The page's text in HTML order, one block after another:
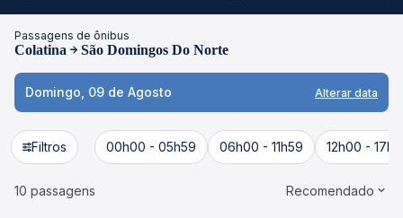
Passagens de ônibus
Colatina São Domingos Do Norte
Domingo, 09 de Agosto Alterar data
Filtros 00h00 - 05h59 06h00 - 11h59 12h00 -
10 passagens Recomendado